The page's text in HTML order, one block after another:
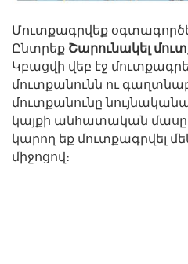
Մուտքագրվեք
Ընտրեք Շարունակել
Կբացվի վեբ էջ
մուտքանունն ու
մուտքանունը
կայքի անհատական մասը։
կարող եք մուտքագրվել
միջոցով։